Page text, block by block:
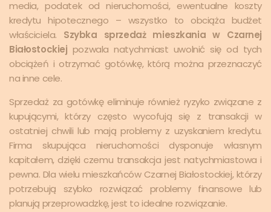
media, podatek od nieruchomości, ewentualne koszty
kredytu hipotecznego – wszystko to obciąża budżet
właściciela. Szybka sprzedaż mieszkania w Czarnej
Białostockiej pozwala natychmiast uwolnić się od tych
obciążeń i otrzymać gotówkę, którą można przeznaczyć
na inne cele.
Sprzedaż za gotówkę eliminuje również ryzyko związane z
kupującymi, którzy często wycofują się z transakcji w
ostatniej chwili lub mają problemy z uzyskaniem kredytu.
Firma skupująca nieruchomości dysponuje własnym
kapitałem, dzięki czemu transakcja jest natychmiastowa i
pewna. Dla wielu mieszkańców Czarnej Białostockiej, którzy
potrzebują szybko rozwiązać problemy finansowe lub
planują przeprowadzkę, jest to idealne rozwiązanie.